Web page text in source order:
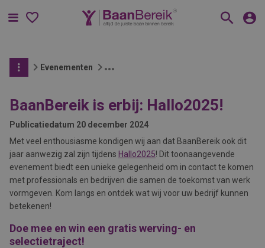
Menu
Evenementen
BaanBereik is erbij: Hallo2025!
Publicatiedatum 20 december 2024
Met veel enthousiasme kondigen wij aan dat BaanBereik ook dit
jaar aanwezig zal zijn tijdens Hallo2025! Dit toonaangevende
evenement biedt een unieke gelegenheid om in contact te komen
met professionals en bedrijven die samen de toekomst van werk
vormgeven. Kom langs en ontdek wat wij voor uw bedrijf kunnen
betekenen!
Doe mee en win een gratis werving- en
selectietraject!